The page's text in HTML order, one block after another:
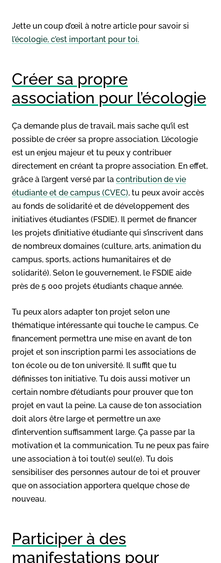
Jette un coup d’œil à notre article pour savoir si
l’écologie, c’est important pour toi.
Créer sa propre
association pour l’écologie
Ça demande plus de travail, mais sache qu’il est
possible de créer sa propre association. L’écologie
est un enjeu majeur et tu peux y contribuer
directement en créant ta propre association. En effet,
grâce à l’argent versé par la contribution de vie
étudiante et de campus (CVEC), tu peux avoir accès
au fonds de solidarité et de développement des
initiatives étudiantes (FSDIE). Il permet de financer
les projets d’initiative étudiante qui s’inscrivent dans
de nombreux domaines (culture, arts, animation du
campus, sports, actions humanitaires et de
solidarité). Selon le gouvernement, le FSDIE aide
près de 5 000 projets étudiants chaque année.
Tu peux alors adapter ton projet selon une
thématique intéressante qui touche le campus. Ce
financement permettra une mise en avant de ton
projet et son inscription parmi les associations de
ton école ou de ton université. Il suffit que tu
définisses ton initiative. Tu dois aussi motiver un
certain nombre d’étudiants pour prouver que ton
projet en vaut la peine. La cause de ton association
doit alors être large et permettre un axe
d’intervention suffisamment large. Ça passe par la
motivation et la communication. Tu ne peux pas faire
une association à toi tout(e) seul(e). Tu dois
sensibiliser des personnes autour de toi et prouver
que on association apportera quelque chose de
nouveau.
Participer à des
manifestations pour